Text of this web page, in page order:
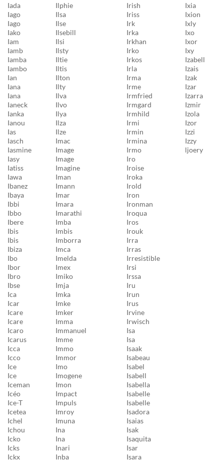
Iada
Iago
Iago
Iako
Iam
Iamb
Iamba
Iambo
Ian
Iana
Iana
Ianeck
Ianka
Ianou
Ias
Iasch
Iasmine
Iasy
Iatiss
Iawa
Ibanez
Ibaya
Ibbi
Ibbo
Ibere
Ibis
Ibis
Ibiza
Ibo
Ibor
Ibro
Ibse
Ica
Icar
Icare
Icare
Icaro
Icarus
Icca
Icco
Ice
Ice
Iceman
Icéo
Ice-T
Icetea
Ichel
Ichou
Icko
Icks
Ickx
Ilphie
Ilsa
Ilse
Ilsebill
Ilsi
Ilsty
Iltie
Iltis
Ilton
Ilty
Ilva
Ilvo
Ilya
Ilza
Ilze
Imac
Image
Image
Imagine
Iman
Imann
Imar
Imara
Imarathi
Imba
Imbis
Imborra
Imca
Imelda
Imex
Imiko
Imja
Imka
Imke
Imker
Imma
Immanuel
Imme
Immo
Immor
Imo
Imogene
Imon
Impact
Impuls
Imroy
Imuna
Ina
Ina
Inari
Inba
Irish
Iriss
Irk
Irka
Irkhan
Irko
Irkos
Irla
Irma
Irme
Irmfried
Irmgard
Irmhild
Irmi
Irmin
Irmina
Irmo
Iro
Iroise
Iroka
Irold
Iron
Ironman
Iroqua
Iros
Irouk
Irra
Irras
Irresistible
Irsi
Irssa
Iru
Irun
Irus
Irvine
Irwisch
Isa
Isa
Isaak
Isabeau
Isabel
Isabell
Isabella
Isabelle
Isabelle
Isadora
Isaias
Isak
Isaquita
Isar
Isara
Ixia
Ixion
Ixly
Ixo
Ixor
Ixy
Izabell
Izais
Izak
Izar
Izarra
Izmir
Izola
Izor
Izzi
Izzy
ljoery